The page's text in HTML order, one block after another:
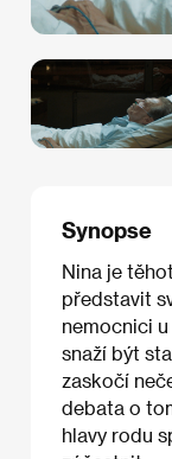
Synopse
Nina je
představit
nemocnici
snaží být
zaskočí
debata o
hlavy rodu